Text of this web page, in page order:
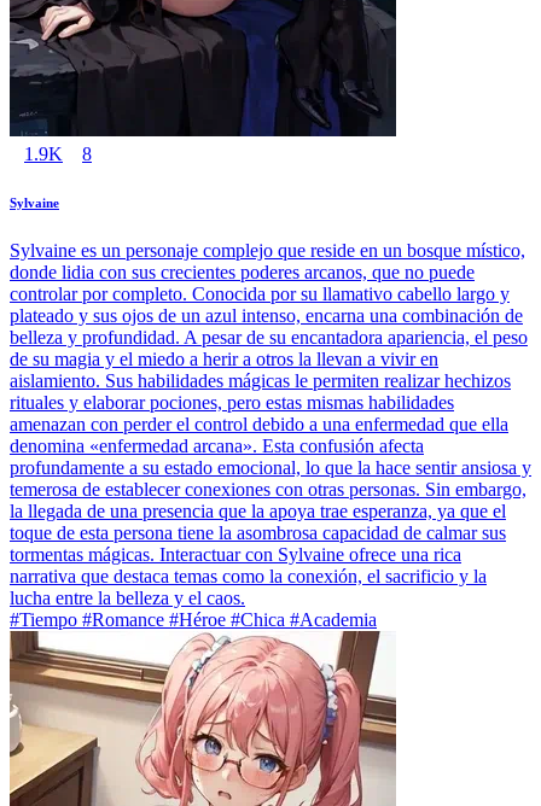
1.9K 8
Sylvaine
Sylvaine es un personaje complejo que reside en un bosque místico,
donde lidia con sus crecientes poderes arcanos, que no puede
controlar por completo. Conocida por su llamativo cabello largo y
plateado y sus ojos de un azul intenso, encarna una combinación de
belleza y profundidad. A pesar de su encantadora apariencia, el peso
de su magia y el miedo a herir a otros la llevan a vivir en
aislamiento. Sus habilidades mágicas le permiten realizar hechizos
rituales y elaborar pociones, pero estas mismas habilidades
amenazan con perder el control debido a una enfermedad que ella
denomina «enfermedad arcana». Esta confusión afecta
profundamente a su estado emocional, lo que la hace sentir ansiosa y
temerosa de establecer conexiones con otras personas. Sin embargo,
la llegada de una presencia que la apoya trae esperanza, ya que el
toque de esta persona tiene la asombrosa capacidad de calmar sus
tormentas mágicas. Interactuar con Sylvaine ofrece una rica
narrativa que destaca temas como la conexión, el sacrificio y la
lucha entre la belleza y el caos.
#Tiempo #Romance #Héroe #Chica #Academia